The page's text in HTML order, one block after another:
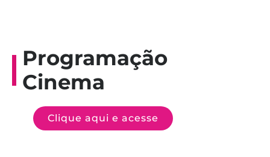
Programação
Cinema
Clique aqui e acesse